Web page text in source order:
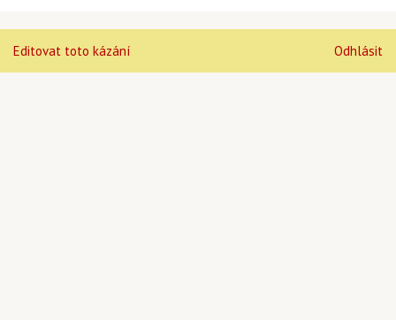
Editovat toto kázání Odhlásit